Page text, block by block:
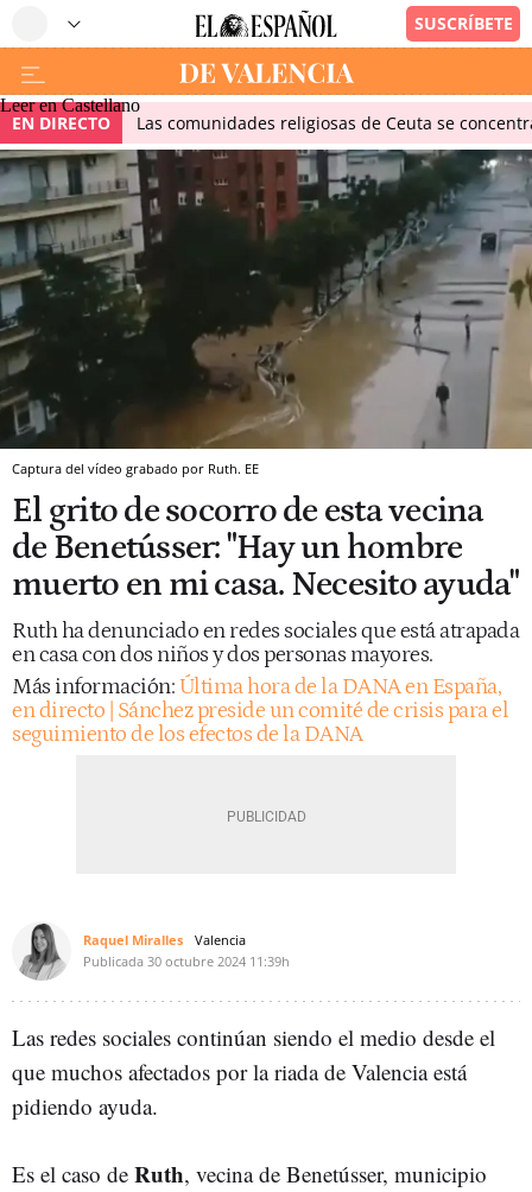
Leer en Castellano
EN DIRECTO Las comunidades religiosas de Ceuta se
Captura del vídeo grabado por Ruth. EE
El grito de socorro de esta vecina
de Benetússer: "Hay un hombre
muerto en mi casa. Necesito ayuda"
Ruth ha denunciado en redes sociales que está atrapada
en casa con dos niños y dos personas mayores.
Más información: Última hora de la DANA en España,
en directo | Sánchez preside un comité de crisis para el
seguimiento de los efectos de la DANA
Raquel Miralles
Valencia
Publicada 30 octubre 2024 11:39h
Las redes sociales continúan siendo el medio desde el
que muchos afectados por la riada de Valencia está
pidiendo ayuda.
Es el caso de Ruth, vecina de Benetússer, municipio